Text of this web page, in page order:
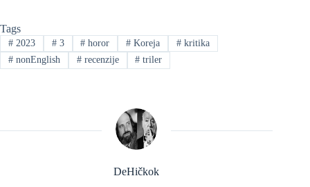
Tags
#2023 #3 # horor # Koreja # kritika
#nonEnglish #recenzije # triler
DeHičkok